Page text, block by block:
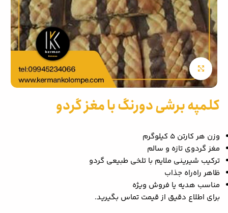
بزرگنمایی تصویر
کلمپه برشی دورنگ با مغز گردو
وزن هر کارتن 5 کیلوگرم
مغز گردوی تازه و سالم
ترکیب شیرینی ملایم با تلخی طبیعی گردو
ظاهر راه‌راه جذاب
مناسب هدیه یا فروش ویژه
برای اطلاع دقیق از قیمت تماس بگیرید.